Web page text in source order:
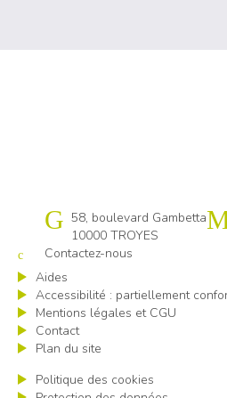
Cap emploi 10
58, boulevard Gambetta
10000 TROYES
Contactez-nous
Aides
Accessibilité : partiellement
Mentions légales et CGU
Contact
Plan du site
Politique des cookies